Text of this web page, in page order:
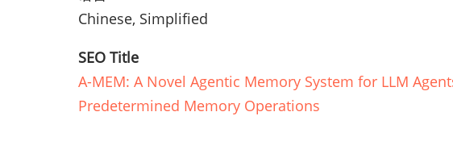
Chinese, Simplified
SEO Title
A-MEM: A Novel Agentic Memory System for LLM
Predetermined Memory Operations